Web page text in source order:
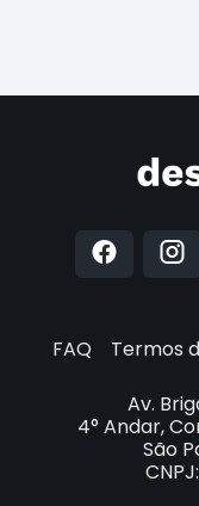
FAQ Termos
Av.
4° Andar,
São